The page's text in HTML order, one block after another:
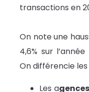
transactions en
On note une
4,6% sur
On différencie
Les a